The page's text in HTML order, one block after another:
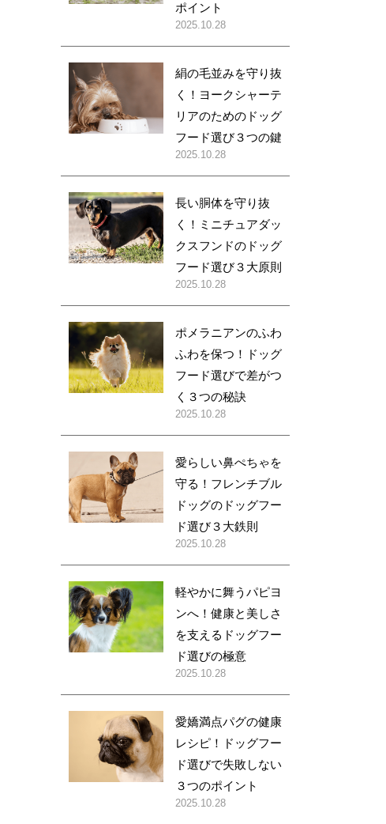
ポイント
2025.10.28
絹の毛並みを守り抜
く！ヨークシャーテ
リアのためのドッグ
フード選び３つの鍵
2025.10.28
長い胴体を守り抜
く！ミニチュアダッ
クスフンドのドッグ
フード選び３大原則
2025.10.28
ポメラニアンのふわ
ふわを保つ！ドッグ
フード選びで差がつ
く３つの秘訣
2025.10.28
愛らしい鼻ぺちゃを
守る！フレンチブル
ドッグのドッグフー
ド選び３大鉄則
2025.10.28
軽やかに舞うパピヨ
ンへ！健康と美しさ
を支えるドッグフー
ド選びの極意
2025.10.28
愛嬌満点パグの健康
レシピ！ドッグフー
ド選びで失敗しない
３つのポイント
2025.10.28